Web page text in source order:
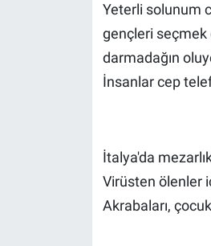
Yeterli solunum
gençleri seçmek
darmadağın
İnsanlar cep
İtalya'da
Virüsten ölenler
Akrabaları,